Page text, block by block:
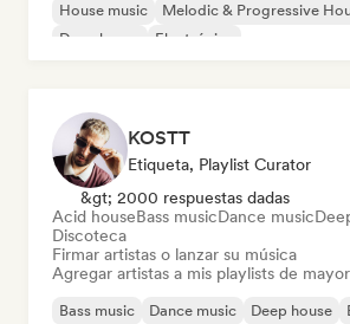
House music
Melodic & Progressive
Deep house
Electrónica
KOSTT
Etiqueta, Playlist Curator
&gt; 2000 respuestas dadas
Acid houseBass musicDance music
Discoteca
Firmar artistas o lanzar su música
Agregar artistas a mis playlists de
Bass music Dance music Deep house